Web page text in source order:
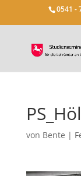
0541 -
von Bente |